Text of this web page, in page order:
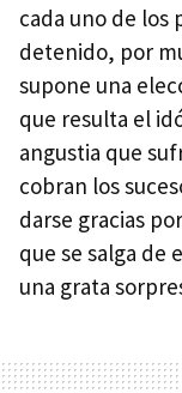
cada uno de los
detenido, por
supone una
que resulta el
angustia que
cobran los
darse gracias
que se salga de
una grata